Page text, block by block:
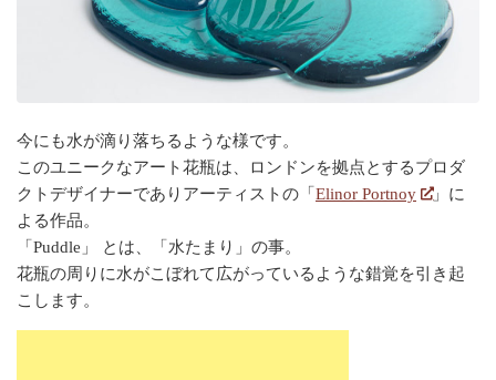
今にも水が滴り落ちるような様です。
このユニークなアート花瓶は、ロンドンを拠点とするプロダ
クトデザイナーでありアーティストの「 Elinor Portnoy
」に
よる作品。
「Puddle」 とは、「水たまり」の事。
花瓶の周りに水がこぼれて広がっているような錯覚を引き起
こします。